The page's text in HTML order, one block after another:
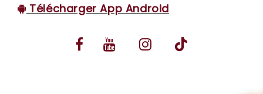
VOS AVIS
MENTIONS LÉGALES
Télécharger App Android